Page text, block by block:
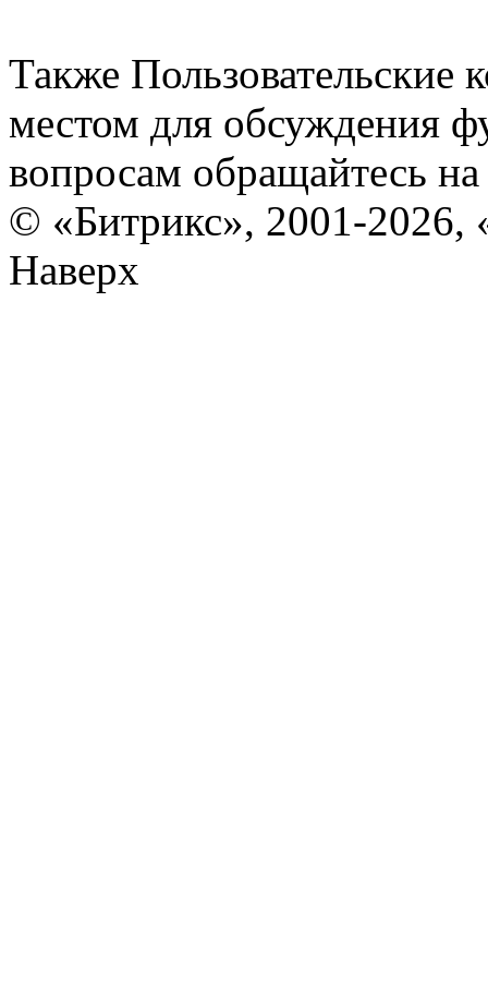
Также Пользовательские
местом для обсуждения
вопросам обращайтесь
© «Битрикс», 2001-2026,
Наверх